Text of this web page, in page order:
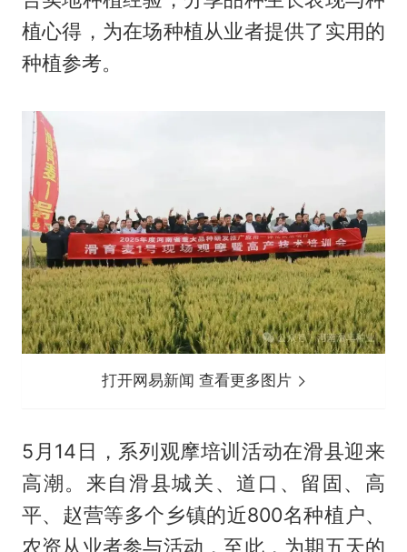
植心得，为在场种植从业者提供了实用的
种植参考。
打开网易新闻 查看更多图片
5月14日，系列观摩培训活动在滑县迎来
高潮。来自滑县城关、道口、留固、高
平、赵营等多个乡镇的近800名种植户、
农资从业者参与活动，至此，为期五天的